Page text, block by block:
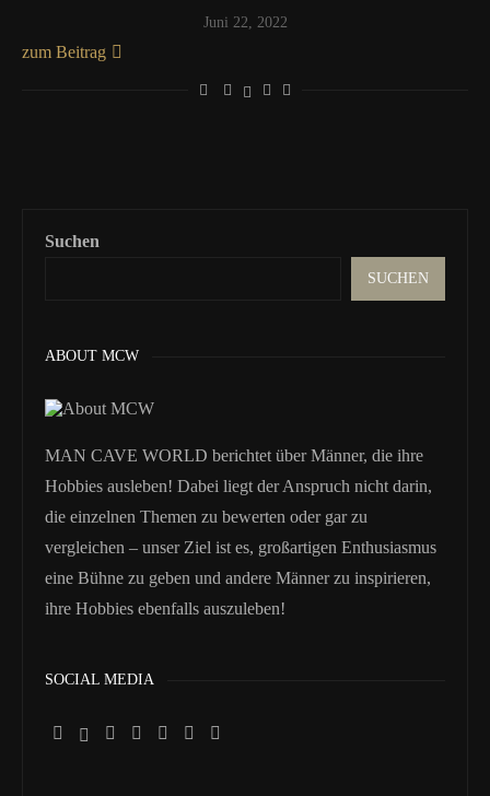
Juni 22, 2022
zum Beitrag
Suchen
SUCHEN
ABOUT MCW
MAN CAVE WORLD berichtet über Männer, die ihre
Hobbies ausleben! Dabei liegt der Anspruch nicht darin,
die einzelnen Themen zu bewerten oder gar zu
vergleichen – unser Ziel ist es, großartigen Enthusiasmus
eine Bühne zu geben und andere Männer zu inspirieren,
ihre Hobbies ebenfalls auszuleben!
SOCIAL MEDIA